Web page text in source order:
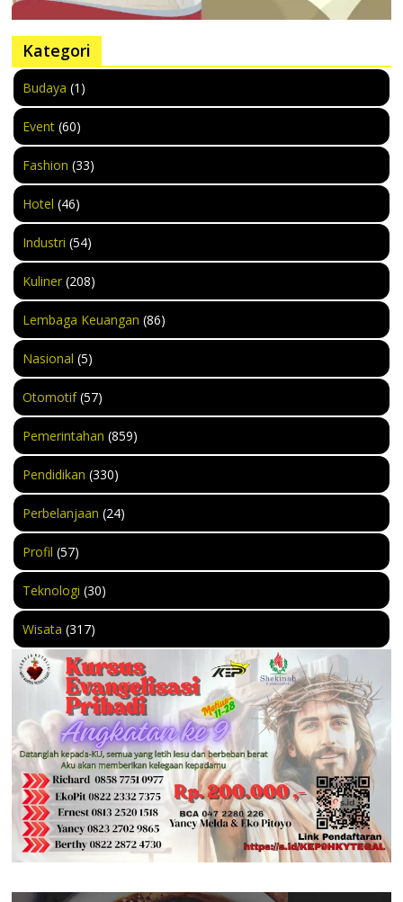
Kategori
Budaya (1)
Event (60)
Fashion (33)
Hotel (46)
Industri (54)
Kuliner (208)
Lembaga Keuangan (86)
Nasional (5)
Otomotif(57)
Pemerintahan (859)
Pendidikan (330)
Perbelanjaan (24)
Profil (57)
Teknologi (30)
Wisata (317)